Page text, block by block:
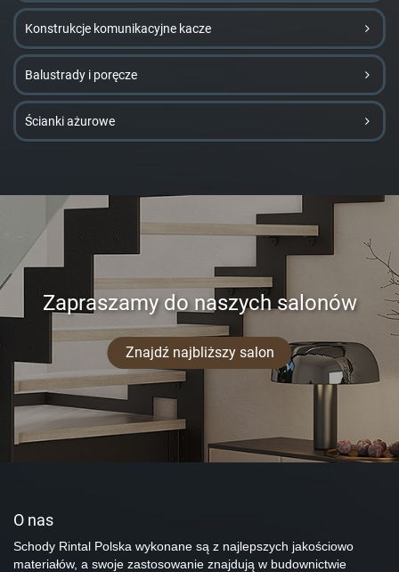
Konstrukcje komunikacyjne kacze
Balustrady i poręcze
Ścianki ażurowe
Zapraszamy do naszych salonów
Znajdź najbliższy salon
O nas
Schody Rintal Polska wykonane są z najlepszych jakościowo
materiałów, a swoje zastosowanie znajdują w budownictwie